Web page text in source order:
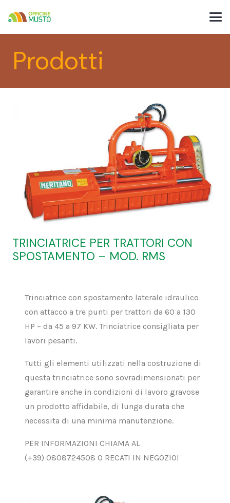
Prodotti
TRINCIATRICE PER TRATTORI CON
SPOSTAMENTO – MOD. RMS
Trinciatrice con spostamento laterale idraulico
con attacco a tre punti per trattori da 60 a 130
HP – da 45 a 97 KW. Trinciatrice consigliata per
lavori pesanti.
Tutti gli elementi utilizzati nella costruzione di
questa trinciatrice sono sovradimensionati per
garantire anche in condizioni di lavoro gravose
un prodotto affidabile, di lunga durata che
necessita di una minima manutenzione.
PER INFORMAZIONI CHIAMA AL
(+39) 0808724508 O RECATI IN NEGOZIO!